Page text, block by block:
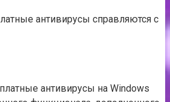
антивирусы справляются с
антивирусы на Windows